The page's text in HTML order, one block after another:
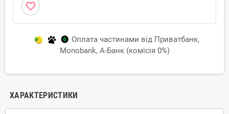
favorite_border
Оплата частинами від Приватбанк,
Monobank, А-Банк (комісія 0%)
ХАРАКТЕРИСТИКИ